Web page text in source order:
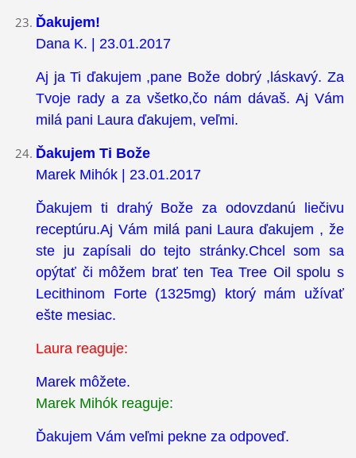
Ďakujem!
Dana K. | 23.01.2017
Aj ja Ti ďakujem ,pane Bože dobrý ,láskavý. Za
Tvoje rady a za všetko,čo nám dávaš. Aj Vám
milá pani Laura ďakujem, veľmi.
Ďakujem Ti Bože
Marek Mihók | 23.01.2017
Ďakujem ti drahý Bože za odovzdanú liečivu
receptúru.Aj Vám milá pani Laura ďakujem , že
ste ju zapísali do tejto stránky.Chcel som sa
opýtať či môžem brať ten Tea Tree Oil spolu s
Lecithinom Forte (1325mg) ktorý mám užívať
ešte mesiac.
Laura reaguje:
Marek môžete.
Marek Mihók reaguje:
Ďakujem Vám veľmi pekne za odpoveď.